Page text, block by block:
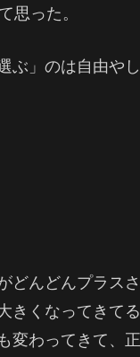
思った。
」のは自由やし
んどんプラスさ
きくなってきてる
変わってきて、